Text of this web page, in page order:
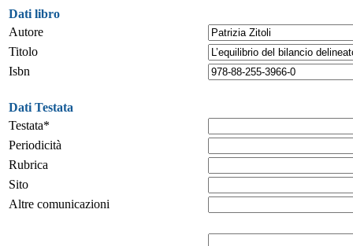
Dati libro
Autore
Titolo
Isbn
Dati Testata
Testata*
Periodicità
Rubrica
Sito
Altre comunicazioni